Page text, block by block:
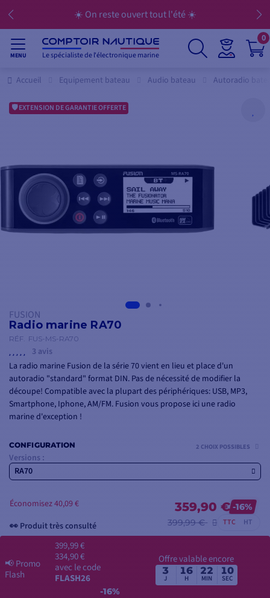
☀️ On reste ouvert tout l'été ☀️
MENU Le spécialiste de l'électronique marine
0
Accueil Equipement bateau Audio bateau Autoradio
EXTENSION DE GARANTIE OFFERTE
FUSION
Radio marine RA70
RÉF. FUS-MS-RA70
3 avis
La radio marine Fusion de la série 70 vient en lieu et place d'un
autoradio "standard" format DIN. Pas de nécessité de modifier la
découpe! Compatible avec la plupart des périphériques: USB, MP3,
Smartphone, Iphone, AM/FM. Fusion vous propose ici une radio
marine d'exception !
Découvrez en produit complémentaire les
CONFIGURATION
Versions :
RA70
2 CHOIX POSSIBLES
359,90 € -16%
399,99 €
TTC HT
Économisez 40,09 €
👀 Produit très consulté
📢Promo
Flash
399,99 €
334,90 €
avec le code
FLASH26
-16%
Offre valable encore
3
J
16
H
22
MIN
09
SEC